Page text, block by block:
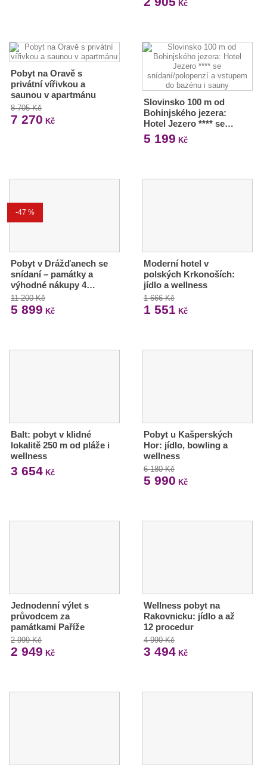
Kč
Pobyt na Oravě s
privátní vířivkou a
saunou v apartmánu
8 705 Kč
7 270 Kč
Slovinsko 100 m od
Bohinjského jezera:
Hotel Jezero **** se…
5 199 Kč
-47 %
Pobyt v Drážďanech se
snídaní – památky a
výhodné nákupy 4…
11 200 Kč
5 899 Kč
Moderní hotel v
polských Krkonoších:
jídlo a wellness
1 666 Kč
1 551 Kč
Balt: pobyt v klidné
lokalitě 250 m od pláže i
wellness
3 654 Kč
Pobyt u Kašperských
Hor: jídlo, bowling a
wellness
6 180 Kč
5 990 Kč
Jednodenní výlet s
průvodcem za
památkami Paříže
2 999 Kč
2 949 Kč
Wellness pobyt na
Rakovnicku: jídlo a až
12 procedur
4 990 Kč
3 494Kč